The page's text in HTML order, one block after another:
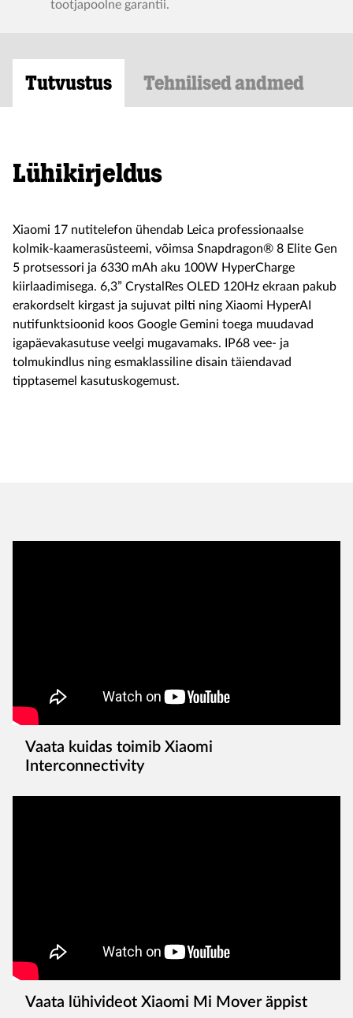
tootjapoolne garantii.
Tutvustus Tehnilised andmed
Lühikirjeldus
Xiaomi 17 nutitelefon ühendab Leica professionaalse
kolmik-kaamerasüsteemi, võimsa Snapdragon® 8 Elite Gen
5 protsessori ja 6330 mAh aku 100W HyperCharge
kiirlaadimisega. 6,3” CrystalRes OLED 120Hz ekraan pakub
erakordselt kirgast ja sujuvat pilti ning Xiaomi HyperAI
nutifunktsioonid koos Google Gemini toega muudavad
igapäevakasutuse veelgi mugavamaks. IP68 vee- ja
tolmukindlus ning esmaklassiline disain täiendavad
tipptasemel kasutuskogemust.
Vaata kuidas toimib Xiaomi
Interconnectivity
Vaata lühivideot Xiaomi Mi Mover äppist